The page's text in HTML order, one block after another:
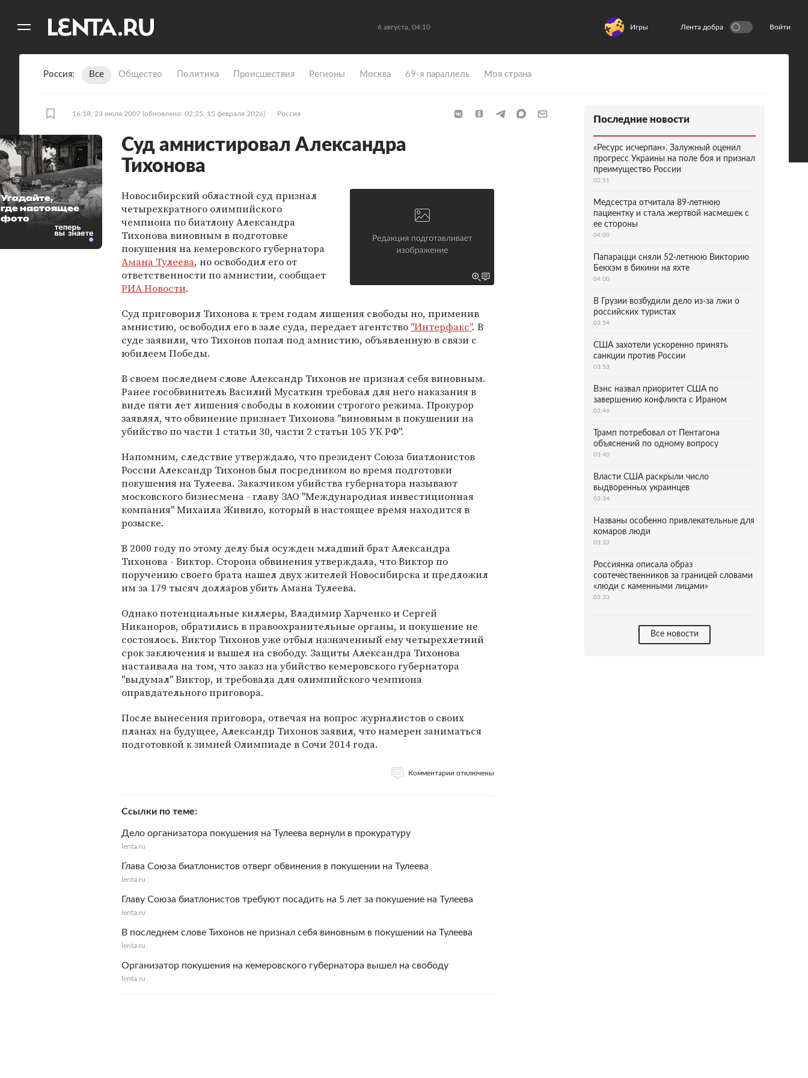
6 августа, 04:10 Игры Лента добра Войти
Россия Все Общество Политика Происшествия Регионы Москва 69-я параллель Моя страна
16:18, 23 июля 2007 (обновлено: 02:25, 15 февраля 2026) Россия
Суд амнистировал Александра
Тихонова
Новосибирский областной суд признал
четырехкратного олимпийского
чемпиона по биатлону Александра
Тихонова виновным в подготовке
покушения на кемеровского губернатора
Амана Тулеева, но освободил его от
ответственности по амнистии, сообщает
РИА Новости.
Суд приговорил Тихонова к трем годам лишения свободы но, применив
амнистию, освободил его в зале суда, передает агентство "Интерфакс". В
суде заявили, что Тихонов попал под амнистию, объявленную в связи с
юбилеем Победы.
В своем последнем слове Александр Тихонов не признал себя виновным.
Ранее гособвинитель Василий Мусаткин требовал для него наказания в
виде пяти лет лишения свободы в колонии строгого режима. Прокурор
заявлял, что обвинение признает Тихонова "виновным в покушении на
убийство по части 1 статьи 30, части 2 статьи 105 УК РФ".
Напомним, следствие утверждало, что президент Союза биатлонистов
России Александр Тихонов был посредником во время подготовки
покушения на Тулеева. Заказчиком убийства губернатора называют
московского бизнесмена - главу ЗАО "Международная инвестиционная
компания" Михаила Живило, который в настоящее время находится в
розыске.
В 2000 году по этому делу был осужден младший брат Александра
Тихонова - Виктор. Сторона обвинения утверждала, что Виктор по
поручению своего брата нашел двух жителей Новосибирска и предложил
им за 179 тысяч долларов убить Амана Тулеева.
Однако потенциальные киллеры, Владимир Харченко и Сергей
Никаноров, обратились в правоохранительные органы, и покушение не
состоялось. Виктор Тихонов уже отбыл назначенный ему четырехлетний
срок заключения и вышел на свободу. Защиты Александра Тихонова
настаивала на том, что заказ на убийство кемеровского губернатора
"выдумал" Виктор, и требовала для олимпийского чемпиона
оправдательного приговора.
После вынесения приговора, отвечая на вопрос журналистов о своих
планах на будущее, Александр Тихонов заявил, что намерен заниматься
подготовкой к зимней Олимпиаде в Сочи 2014 года.
Комментарии отключены
Ссылки по теме
Дело организатора покушения на Тулеева вернули в прокуратуру
lenta.ru
Глава Союза биатлонистов отверг обвинения в покушении на Тулеева
lenta.ru
Главу Союза биатлонистов требуют посадить на 5 лет за покушение на Тулеева
lenta.ru
В последнем слове Тихонов не признал себя виновным в покушении на Тулеева
lenta.ru
Организатор покушения на кемеровского губернатора вышел на свободу
lenta.ru
Угадайте,
где настоящее
фото
Последние новости
«Ресурс исчерпан». Залужный оценил
прогресс Украины на поле боя и признал
преимущество России
02:51
Медсестра отчитала 89-летнюю
пациентку и стала жертвой насмешек с
ее стороны
04:00
Папарацци сняли 52-летнюю Викторию
Бекхэм в бикини на яхте
04:00
В Грузии возбудили дело из-за лжи о
российских туристах
03:54
США захотели ускоренно принять
санкции против России
03:53
Вэнс назвал приоритет США по
завершению конфликта с Ираном
03:46
Трамп потребовал от Пентагона
объяснений по одному вопросу
03:40
Власти США раскрыли число
выдворенных украинцев
03:34
Названы особенно привлекательные для
комаров люди
03:33
Россиянка описала образ
соотечественников за границей словами
«люди с каменными лицами»
03:33
Все новости